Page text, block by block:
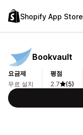
Shopify App Store
Bookvault
요금제
무료 설치
평점
2.7
(5)